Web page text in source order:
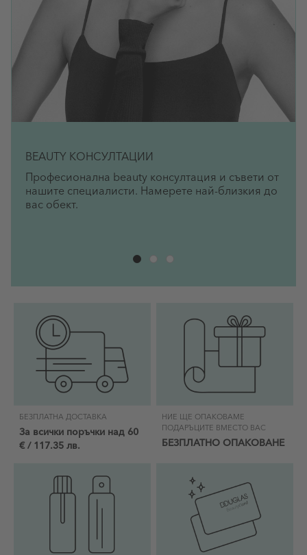
BEAUTY КОНСУЛТАЦИИ
Професионална beauty консултация и съвети от
нашите специалисти. Намерете най-близкия до
вас обект.
БЕЗПЛАТНА ДОСТАВКА
За всички поръчки над 60
€ / 117.35 лв.
НИЕ ЩЕ ОПАКОВАМЕ
ПОДАРЪЦИТЕ ВМЕСТО ВАС
БЕЗПЛАТНО ОПАКОВАНЕ